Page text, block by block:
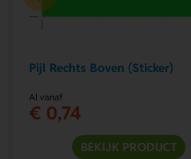
Pijl Rechts Boven (Sticker)
Al vanaf
€ 0,74
BEKIJK PRODUCT